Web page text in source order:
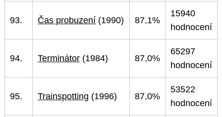
93. Čas probuzení (1990) 87,1%
15940
hodnocení
94. Terminátor (1984) 87,0%
65297
hodnocení
95. Trainspotting (1996) 87,0%
53522
hodnocení